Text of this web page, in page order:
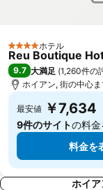
4 ホテルのランク
ホテル
Reu Boutique
9.7 大満足 (1,260件の
ホイアン, 街の中心
最安値 ￥7,634
9件のサイトの料
料金を
ホイ